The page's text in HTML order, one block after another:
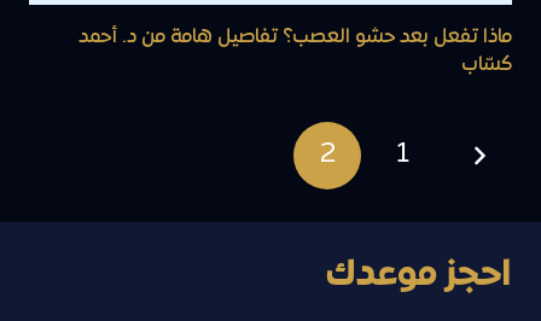
ماذا تفعل بعد حشو العصب؟ تفاصيل هامة من د. أحمد
كسّاب
1
2
احجز موعدك